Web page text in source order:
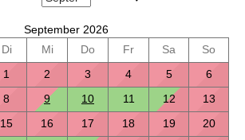
September 2026
Di Mi Do Fr Sa
So
1 2 3 4 5
6
8 9 10 11 12
13
15 16 17 18 19
20